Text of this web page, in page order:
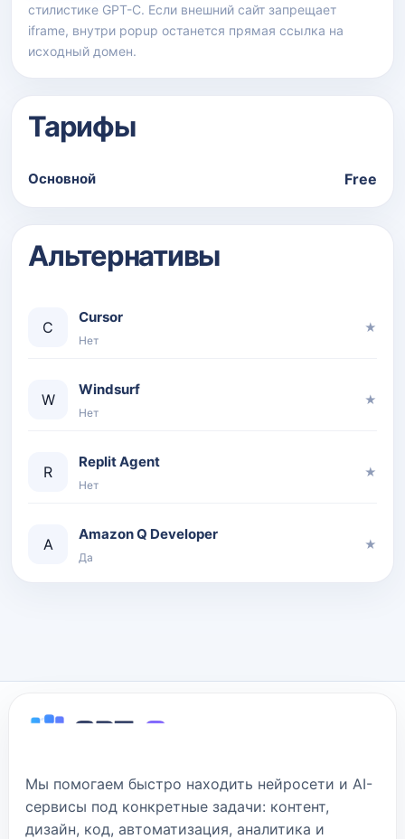
стилистике GPT-C. Если внешний сайт запрещает
iframe, внутри popup останется прямая ссылка на
исходный домен.
Тарифы
Основной Free
Альтернативы
C
Cursor
Нет
★
W
Windsurf
Нет
★
R
Replit Agent
Нет
★
A
Amazon Q Developer
Да
★
Мы помогаем быстро находить нейросети и AI-
сервисы под конкретные задачи: контент,
дизайн, код, автоматизация, аналитика и